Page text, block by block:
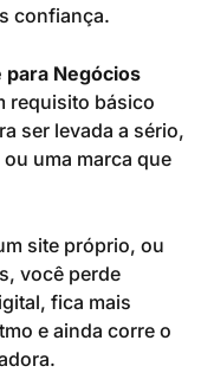
confiança.
para Negócios
requisito básico
ser levada a sério,
uma marca que
site próprio, ou
você perde
fica mais
e ainda corre o